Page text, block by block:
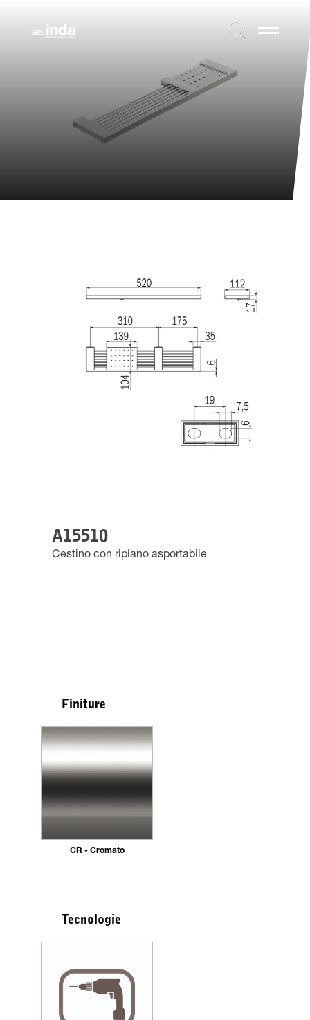
A15510
Cestino con ripiano asportabile
Finiture
CR - Cromato
Tecnologie